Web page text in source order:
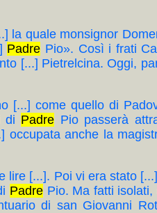
la quale monsignor
Padre Pio». Così i frati
[...] Pietrelcina. Oggi,
[...] come quello di
di Padre Pio passerà
anche la
[...]. Poi vi era stato
Padre Pio. Ma fatti
di san Giovanni